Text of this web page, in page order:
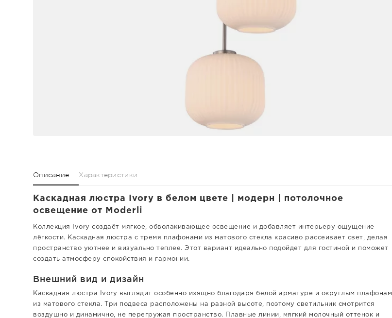
Описание Характеристики
Каскадная люстра Ivory в белом цвете | модерн | потолочное
освещение от Moderli
Коллекция Ivory создаёт мягкое, обволакивающее освещение и добавляет интерьеру ощущение
лёгкости. Каскадная люстра с тремя плафонами из матового стекла красиво рассеивает свет, делая
пространство уютнее и визуально теплее. Этот вариант идеально подойдет для гостиной и поможет
создать атмосферу спокойствия и гармонии.
Внешний вид и дизайн
Каскадная люстра Ivory выглядит особенно изящно благодаря белой арматуре и округлым плафонам
из матового стекла. Три подвеса расположены на разной высоте, поэтому светильник смотрится
воздушно и динамично, не перегружая пространство. Плавные линии, мягкий молочный оттенок и